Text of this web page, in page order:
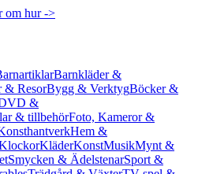
om hur ->
Barnkläder &
& ResorBygg & VerktygBöcker &
&
& tillbehörFoto, Kameror &
Hem &
KläderKonstMusikMynt &
Smycken & ÄdelstenarSport &